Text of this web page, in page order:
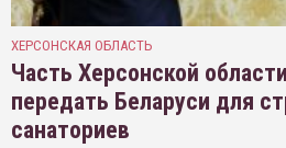
ХЕРСОНСКАЯ ОБЛАСТЬ
Часть Херсонской
передать Беларуси для
санаториев